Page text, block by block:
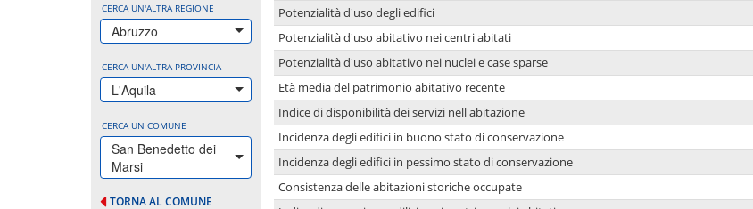
CERCA UN'ALTRA REGIONE
Abruzzo
CERCA UN'ALTRA PROVINCIA
L'Aquila
CERCA UN COMUNE
San Benedetto dei
Marsi
TORNA AL COMUNE
Potenzialità d'uso degli edifici
Potenzialità d'uso abitativo nei centri abitati
Potenzialità d'uso abitativo nei nuclei e case sparse
Età media del patrimonio abitativo recente
Indice di disponibilità dei servizi nell'abitazione
Incidenza degli edifici in buono stato di conservazione
Incidenza degli edifici in pessimo stato di conservazione
Consistenza delle abitazioni storiche occupate